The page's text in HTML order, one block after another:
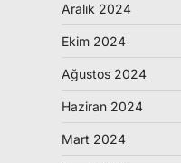
Aralık 2024
Ekim 2024
Ağustos 2024
Haziran 2024
Mart 2024